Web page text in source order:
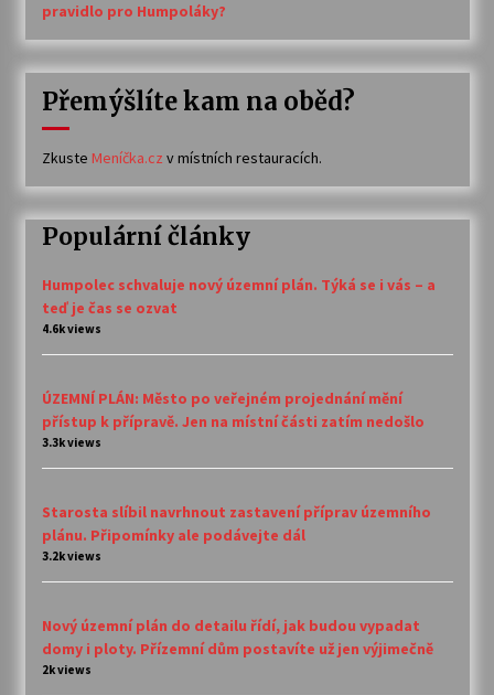
pravidlo pro Humpoláky?
Přemýšlíte kam na oběd?
Zkuste Meníčka.cz v místních restauracích.
Populární články
Humpolec schvaluje nový územní plán. Týká se i vás – a
teď je čas se ozvat
4.6k views
ÚZEMNÍ PLÁN: Město po veřejném projednání mění
přístup k přípravě. Jen na místní části zatím nedošlo
3.3k views
Starosta slíbil navrhnout zastavení příprav územního
plánu. Připomínky ale podávejte dál
3.2k views
Nový územní plán do detailu řídí, jak budou vypadat
domy i ploty. Přízemní dům postavíte už jen výjimečně
2k views